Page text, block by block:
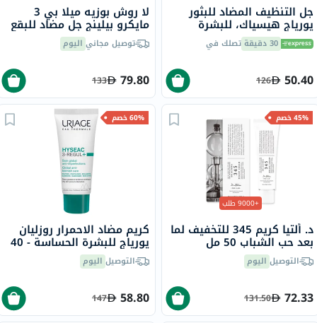
جل التنظيف المضاد للبثور
يورياج هيسياك، للبشرة
الدهنية - 50 مل
30 دقيقة تصلك في
50.40
126
لا روش بوزيه ميلا بي 3
مايكرو بيلينج جل مضاد للبقع
والمنقي مع النياسيناميد 200
ملتوصيل مجاني اليوم
79.80
133
45% خصم
+9000 طلب
د. ألتيا كريم 345 للتخفيف لما
بعد حب الشباب 50 مل
التوصيل اليوم
72.33
131.50
60% خصم
كريم مضاد الاحمرار روزليان
يورياج للبشرة الحساسة - 40
ملالتوصيل اليوم
58.80
147